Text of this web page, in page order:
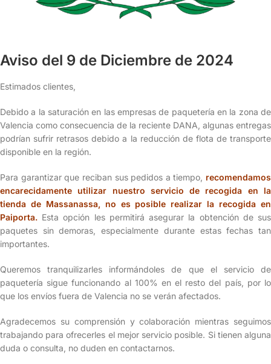
Aviso del 9 de Diciembre de 2024
Estimados clientes,
Debido a la saturación en las empresas de paquetería en la zona de
Valencia como consecuencia de la reciente DANA, algunas entregas
podrían sufrir retrasos debido a la reducción de flota de transporte
disponible en la región.
Para garantizar que reciban sus pedidos a tiempo, recomendamos
encarecidamente utilizar nuestro servicio de recogida en la
tienda de Massanassa, no es posible realizar la recogida en
Paiporta. Esta opción les permitirá asegurar la obtención de sus
paquetes sin demoras, especialmente durante estas fechas tan
importantes.
Queremos tranquilizarles informándoles de que el servicio de
paquetería sigue funcionando al 100% en el resto del país, por lo
que los envíos fuera de Valencia no se verán afectados.
Agradecemos su comprensión y colaboración mientras seguimos
trabajando para ofrecerles el mejor servicio posible. Si tienen alguna
duda o consulta, no duden en contactarnos.